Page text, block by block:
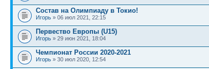
Состав на Олимпиаду в Токио!
Игорь » 06 июл 2021, 22:15
Первество Европы (U15)
Игорь » 29 июн 2021, 18:04
Чемпионат России 2020-2021
Игорь » 30 июл 2020, 12:54